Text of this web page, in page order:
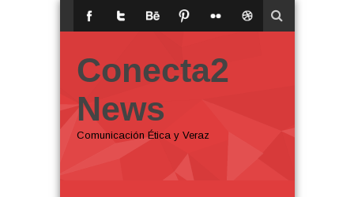
Conecta2
News
Comunicación Ética y Veraz